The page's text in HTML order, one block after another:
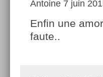
Antoine 7 juin
Enfin une
faute..